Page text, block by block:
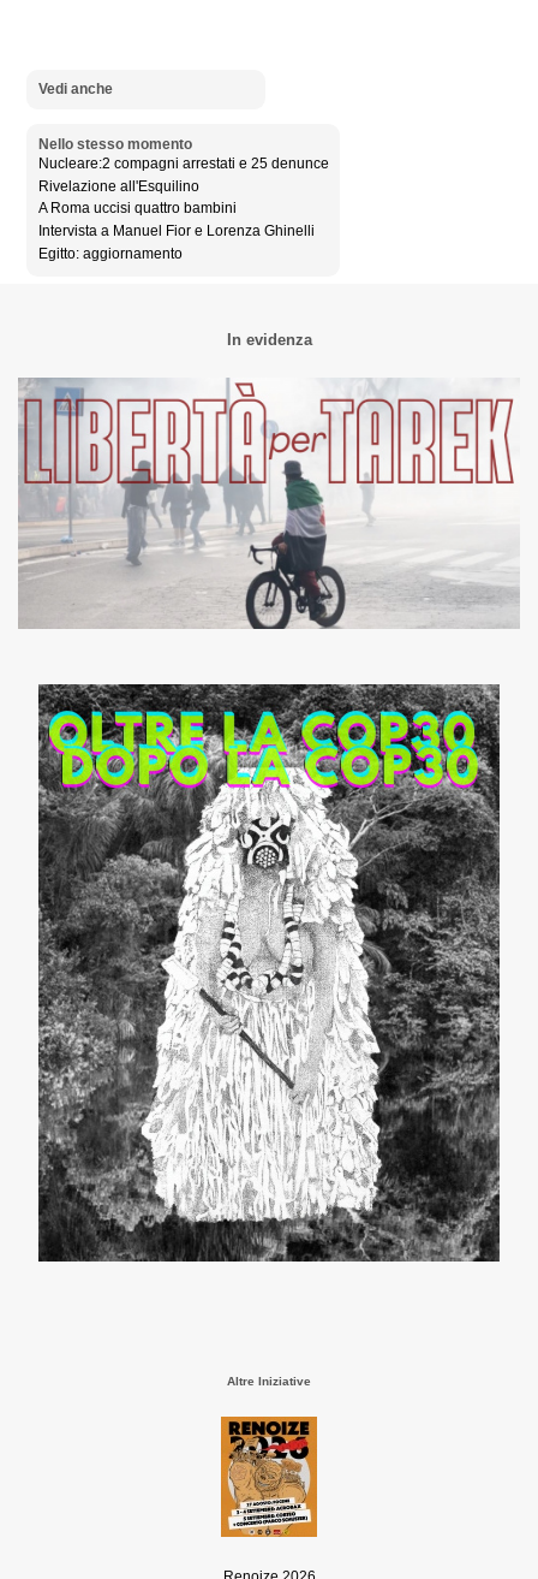
Vedi anche
Nello stesso momento
Nucleare:2 compagni arrestati e 25 denunce
Rivelazione all'Esquilino
A Roma uccisi quattro bambini
Intervista a Manuel Fior e Lorenza Ghinelli
Egitto: aggiornamento
In evidenza
Altre Iniziative